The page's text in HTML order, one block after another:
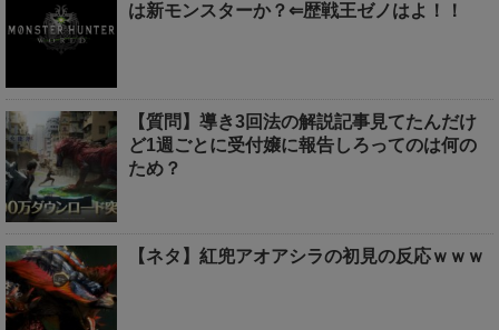
は新モンスターか？⇐歴戦王ゼノはよ！！
【質問】導き3回法の解説記事見てたんだけ
ど1週ごとに受付嬢に報告しろってのは何の
ため？
【ネタ】紅兜アオアシラの初見の反応ｗｗｗ